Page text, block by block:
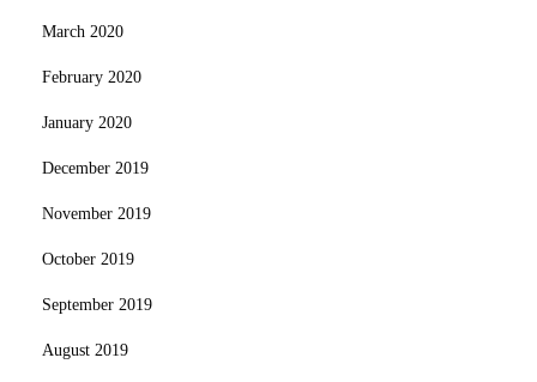
March 2020
February 2020
January 2020
December 2019
November 2019
October 2019
September 2019
August 2019